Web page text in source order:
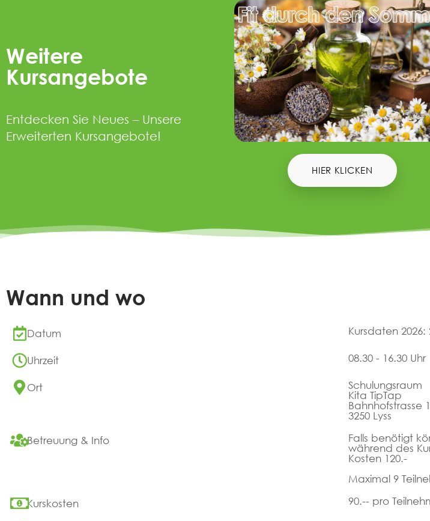
Weitere
Kursangebote
Entdecken Sie Neues – Unsere
Erweiterten Kursangebote!
HIER KLICKEN
Wann und wo
Datum Kursdaten
Uhrzeit 08.30 - 16.30 Uhr
Ort
Schulungsraum
Kita TipTap
Bahnhofstrasse
3250 Lyss
Betreuung & Info
Falls benötigt
während des
Kosten 120.-
Maximal 9
Kurskosten
90.-- pro